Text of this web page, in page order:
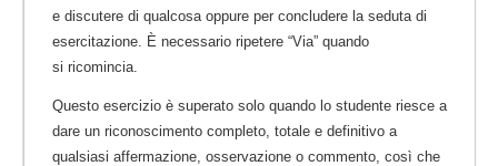
e discutere di qualcosa oppure per concludere la seduta di
esercitazione. È necessario ripetere “Via” quando
si ricomincia.
Questo esercizio è superato solo quando lo studente riesce a
dare un riconoscimento completo, totale e definitivo a
qualsiasi affermazione, osservazione o commento, così che